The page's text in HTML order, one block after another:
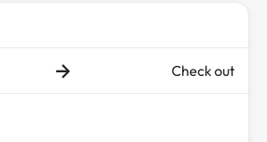
Check out